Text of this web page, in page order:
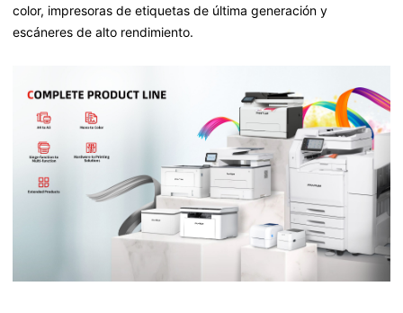
color, impresoras de etiquetas de última generación y
escáneres de alto rendimiento.